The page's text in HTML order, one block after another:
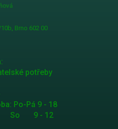
Brno 602 00
potřeby
Po-Pá 9 - 18
- 12